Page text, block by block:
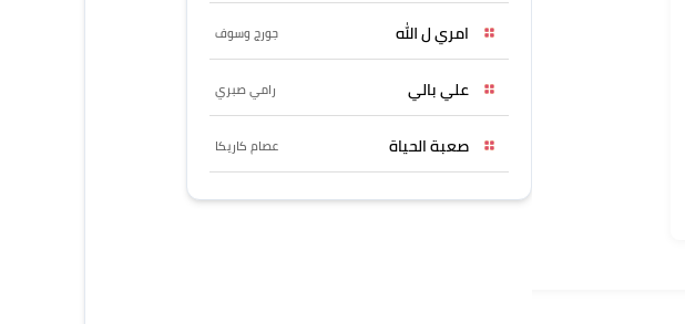
امري ل الله جورج وسوف
علي بالي رامي صبري
صعبة الحياة عصام كاريكا